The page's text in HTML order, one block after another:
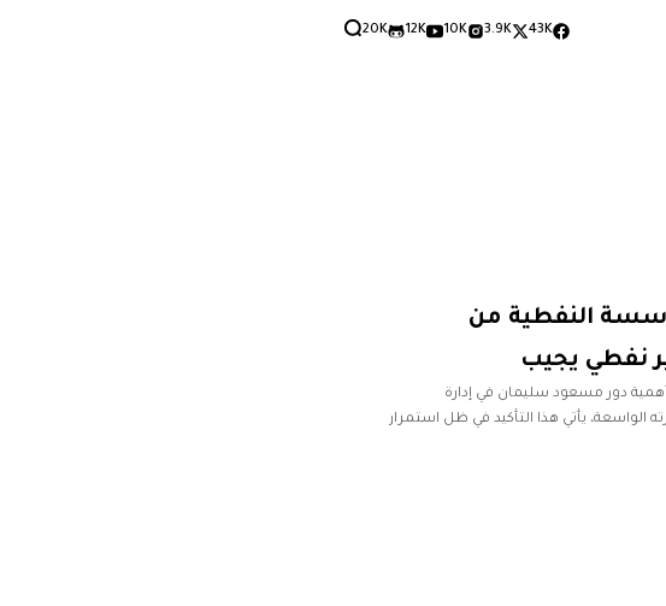
43K
3.9K
10K
12K
20K
النفطية من
نفطي يجيب
دور مسعود سليمان في إدارة
الواسعة، يأتي هذا التأكيد في ظل استمرار